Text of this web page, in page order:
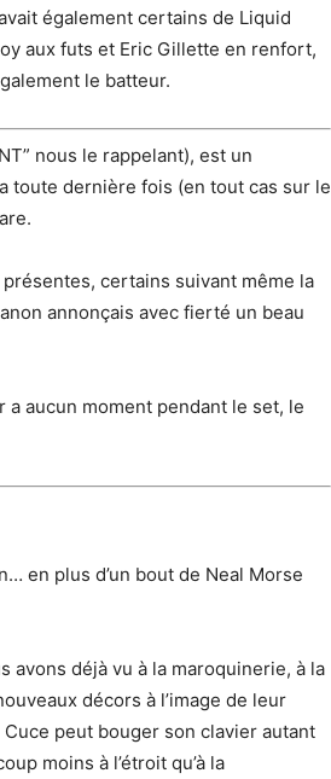
également certains de Liquid
aux futs et Eric Gillette en renfort,
le batteur.
nous le rappelant), est un
toute dernière fois (en tout cas sur le
certains suivant même la
annonçais avec fierté un beau
a aucun moment pendant le set, le
en plus d’un bout de Neal Morse
avons déjà vu à la maroquinerie, à la
décors à l’image de leur
peut bouger son clavier autant
moins à l’étroit qu’à la